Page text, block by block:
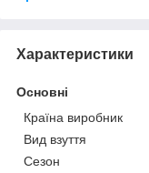
Характеристики
Основні
Країна виробник
Вид взуття
Сезон